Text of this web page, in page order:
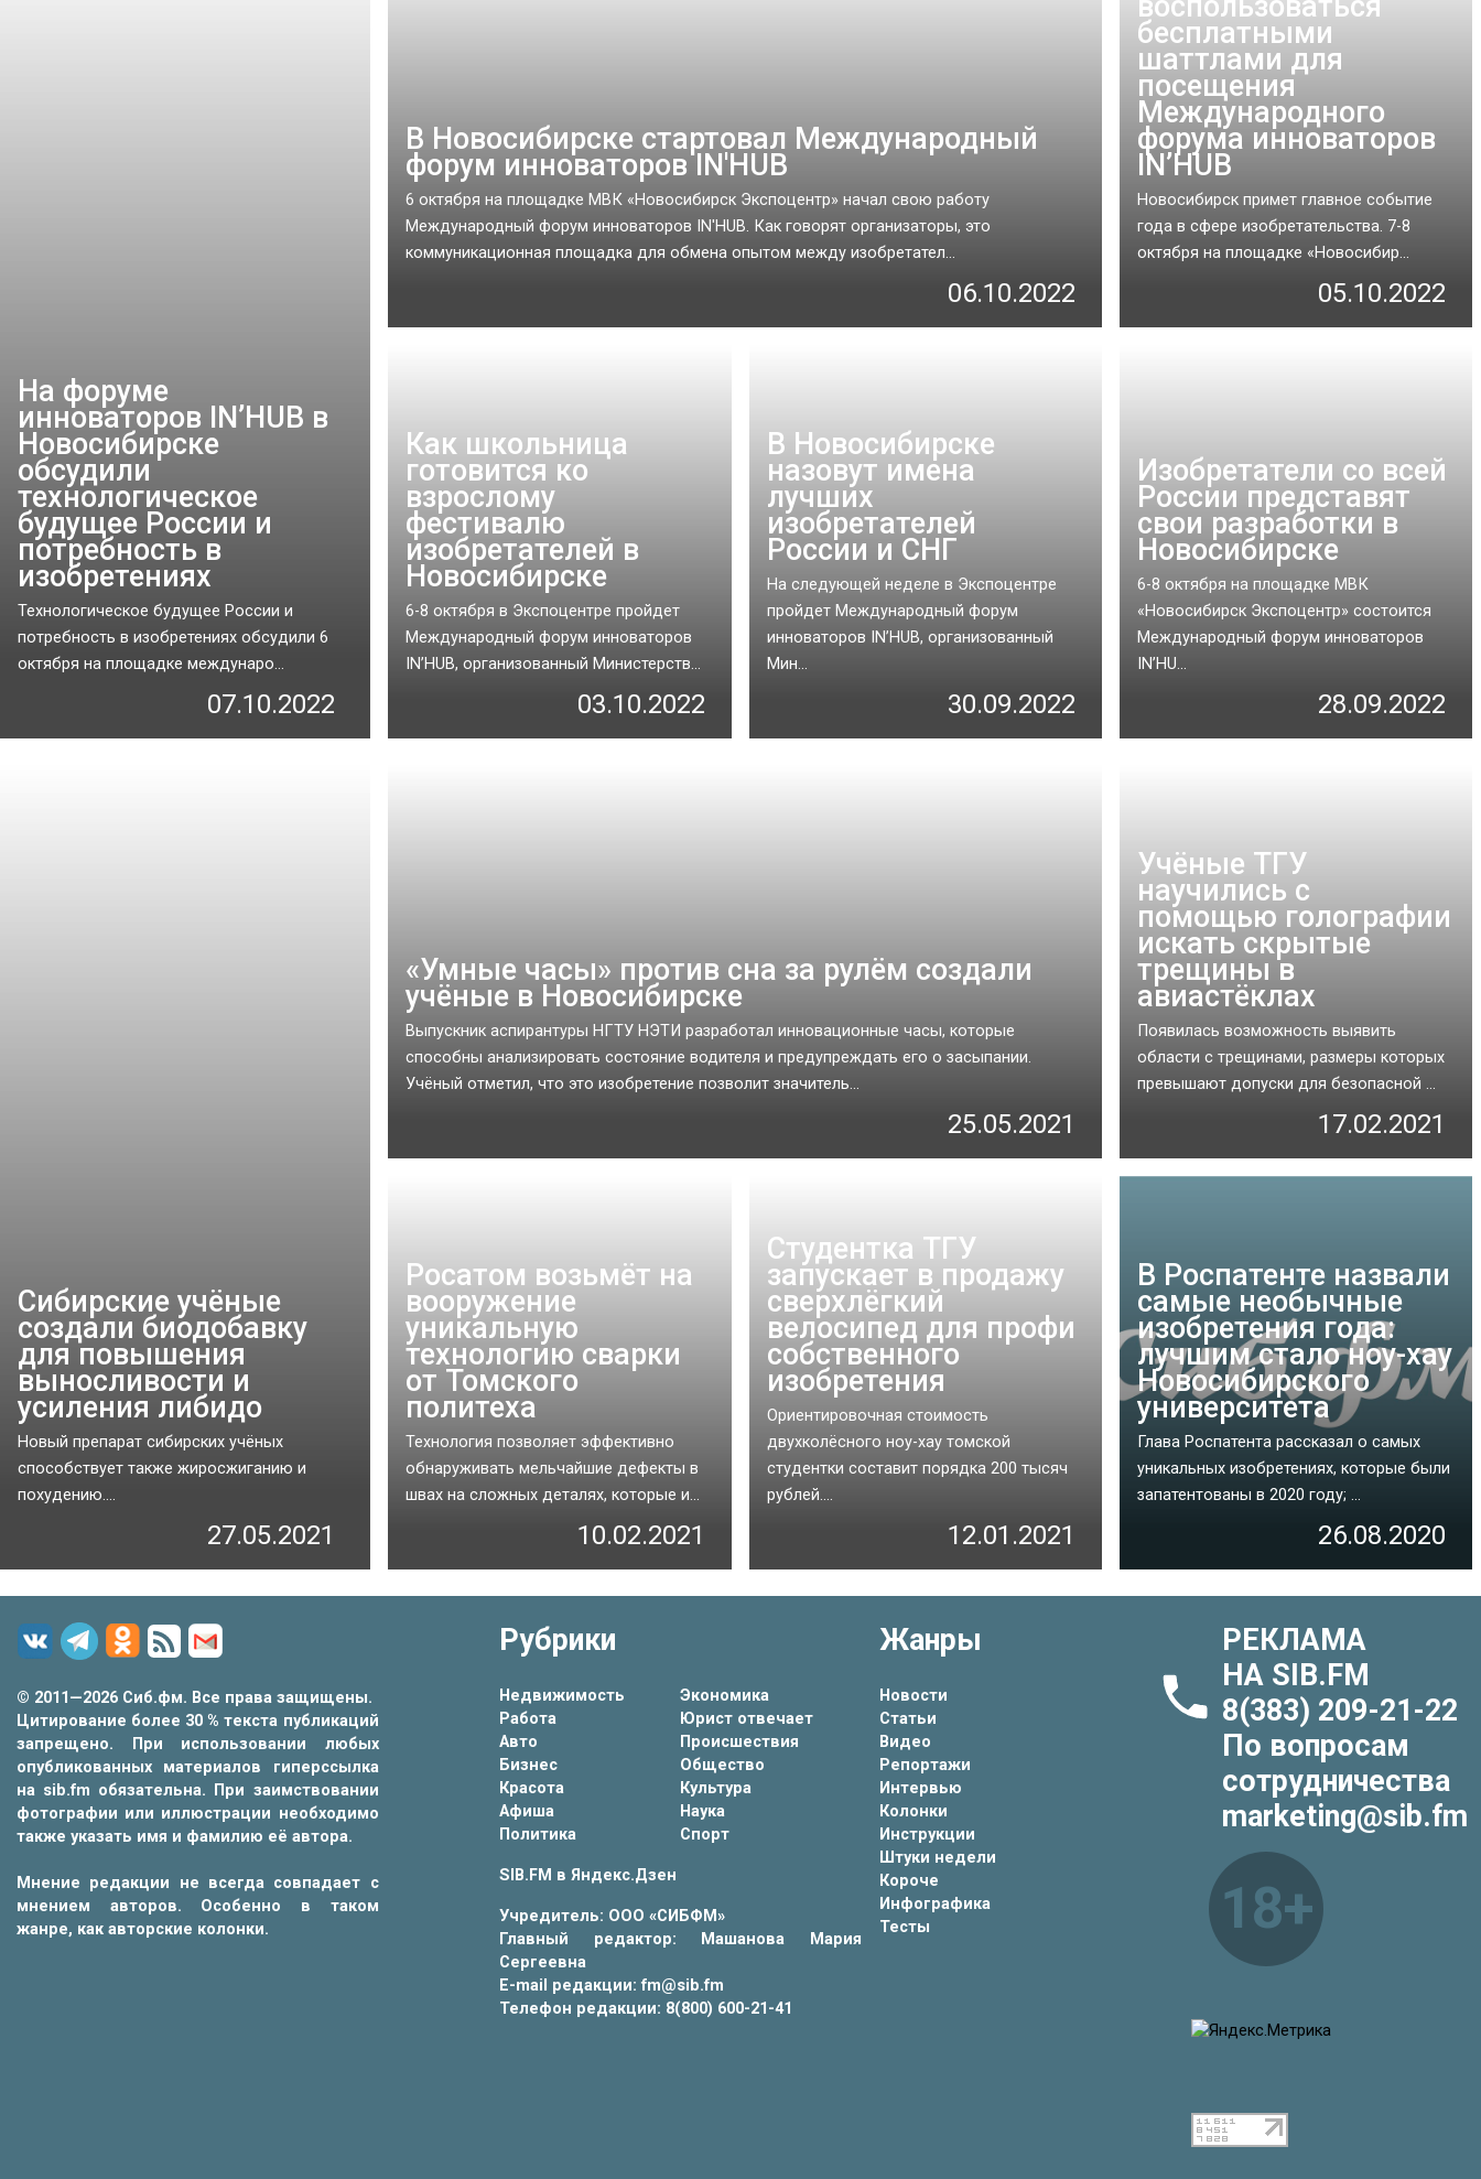
На форуме
инноваторов IN’HUB в
Новосибирске
обсудили
технологическое
будущее России и
потребность в
изобретениях
Технологическое будущее России и
потребность в изобретениях обсудили 6
октября на площадке междунаро...
07.10.2022
В Новосибирске стартовал Международный
форум инноваторов IN'HUB
6 октября на площадке МВК «Новосибирск Экспоцентр» начал свою работу
Международный форум инноваторов IN'HUB. Как говорят организаторы, это
коммуникационная площадка для обмена опытом между изобретател...
06.10.2022
бесплатными
шаттлами для
посещения
Международного
форума инноваторов
IN’HUB
Новосибирск примет главное событие
года в сфере изобретательства. 7-8
октября на площадке «Новосибир...
05.10.2022
Как школьница
готовится ко
взрослому
фестивалю
изобретателей в
Новосибирске
6-8 октября в Экспоцентре пройдет
Международный форум инноваторов
IN’HUB, организованный Министерств...
03.10.2022
В Новосибирске
назовут имена
лучших
изобретателей
России и СНГ
На следующей неделе в Экспоцентре
пройдет Международный форум
инноваторов IN’HUB, организованный
Мин...
30.09.2022
Изобретатели со всей
России представят
свои разработки в
Новосибирске
6-8 октября на площадке МВК
«Новосибирск Экспоцентр» состоится
Международный форум инноваторов
IN’HU...
28.09.2022
Сибирские учёные
создали биодобавку
для повышения
выносливости и
усиления либидо
Новый препарат сибирских учёных
способствует также жиросжиганию и
похудению....
27.05.2021
«Умные часы» против сна за рулём создали
учёные в Новосибирске
Выпускник аспирантуры НГТУ НЭТИ разработал инновационные часы, которые
способны анализировать состояние водителя и предупреждать его о засыпании.
Учёный отметил, что это изобретение позволит значитель...
25.05.2021
Учёные ТГУ
научились с
помощью голографии
искать скрытые
трещины в
авиастёклах
Появилась возможность выявить
области с трещинами, размеры которых
превышают допуски для безопасной ...
17.02.2021
Росатом возьмёт на
вооружение
уникальную
технологию сварки
от Томского
политеха
Технология позволяет эффективно
обнаруживать мельчайшие дефекты в
швах на сложных деталях, которые и...
10.02.2021
Студентка ТГУ
запускает в продажу
сверхлёгкий
велосипед для профи
собственного
изобретения
Ориентировочная стоимость
двухколёсного ноу-хау томской
студентки составит порядка 200 тысяч
рублей....
12.01.2021
В Роспатенте назвали
самые необычные
изобретения года:
лучшим стало ноу-хау
Новосибирского
университета
Глава Роспатента рассказал о самых
уникальных изобретениях, которые были
запатентованы в 2020 году; ...
26.08.2020
© 2011—2026 Сиб.фм. Все права защищены.
Цитирование более 30 % текста публикаций
запрещено. При использовании любых
опубликованных материалов гиперссылка
на sib.fm обязательна. При заимствовании
фотографии или иллюстрации необходимо
также указать имя и фамилию её автора.
Мнение редакции не всегда совпадает с
мнением авторов. Особенно в таком
жанре, как авторские колонки.
Рубрики
Недвижимость
Работа
Авто
Бизнес
Красота
Афиша
Политика
Экономика
Юрист отвечает
Происшествия
Общество
Культура
Наука
Спорт
SIB.FM в Яндекс.Дзен
Учредитель: ООО «СИБФМ»
Главный редактор: Машанова Мария
Сергеевна
E-mail редакции: fm@sib.fm
Телефон редакции: 8(800) 600-21-41
Жанры
Новости
Статьи
Видео
Репортажи
Интервью
Колонки
Инструкции
Штуки недели
Короче
Инфографика
Тесты
РЕКЛАМА
НА SIB.FM
8(383) 209-21-22
По вопросам
сотрудничества
marketing@sib.fm
18+